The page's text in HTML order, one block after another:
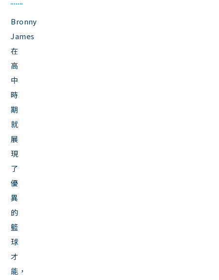
Bronny
James
在
高
中
時
期
就
展
現
了
優
異
的
籃
球
才
能，